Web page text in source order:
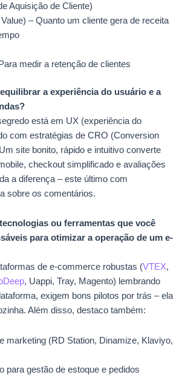
Aquisição de Cliente)
Value) – Quanto um cliente gera de receita
medir a retenção de clientes
a experiência do usuário e a
está em UX (experiência do
com estratégias de CRO (Conversion
site bonito, rápido e intuitivo converte
checkout simplificado e avaliações
a diferença – este último com
sobre os comentários.
ou ferramentas que você
para otimizar a operação de um e-
de e-commerce robustas (VTEX,
, Uappi, Tray, Magento) lembrando
exigem bons pilotos por trás – ela
Além disso, destaco também:
marketing (RD Station, Dinamize, Klaviyo,
para gestão de estoque e pedidos